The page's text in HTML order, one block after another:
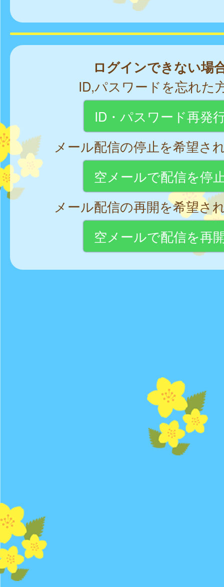
ログインできない場
ID,パスワードを忘れた
ID・パスワード再発
メール配信の停止を希望さ
空メールで配信を停
メール配信の再開を希望さ
空メールで配信を再